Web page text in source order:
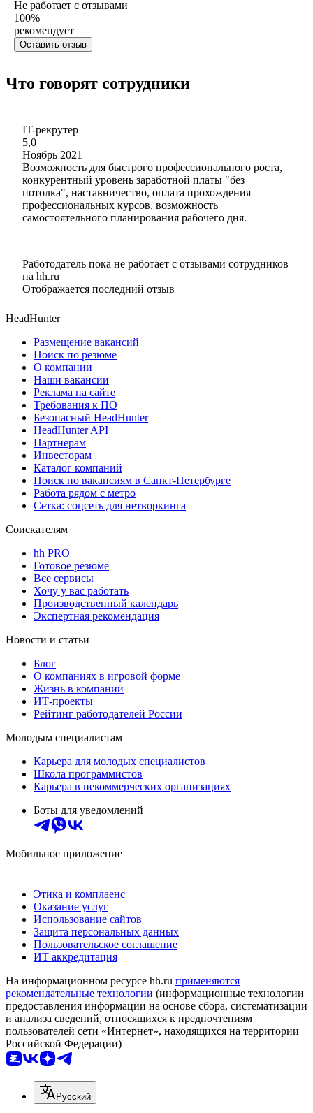
Не работает с отзывами
100%
рекомендует
Оставить отзыв
Что говорят сотрудники
IT-рекрутер
5,0
Ноябрь 2021
Возможность для быстрого профессионального роста,
конкурентный уровень заработной платы "без
потолка", наставничество, оплата прохождения
профессиональных курсов, возможность
самостоятельного планирования рабочего дня.
Работодатель пока не работает с отзывами сотрудников
на hh.ru
Отображается последний отзыв
HeadHunter
Размещение вакансий
Поиск по резюме
О компании
Наши вакансии
Реклама на сайте
Требования к ПО
Безопасный HeadHunter
HeadHunter API
Партнерам
Инвесторам
Каталог компаний
Поиск по вакансиям в Санкт-Петербурге
Работа рядом с метро
Сетка: соцсеть для нетворкинга
Соискателям
hh PRO
Готовое резюме
Все сервисы
Хочу у вас работать
Производственный календарь
Экспертная рекомендация
Новости и статьи
Блог
О компаниях в игровой форме
Жизнь в компании
ИТ-проекты
Рейтинг работодателей России
Молодым специалистам
Карьера для молодых специалистов
Школа программистов
Карьера в некоммерческих организациях
Боты для уведомлений
Мобильное приложение
Этика и комплаенс
Оказание услуг
Использование сайтов
Защита персональных данных
Пользовательское соглашение
ИТ аккредитация
На информационном ресурсе hh.ru применяются
рекомендательные технологии (информационные технологии
предоставления информации на основе сбора, систематизации
и анализа сведений, относящихся к предпочтениям
пользователей сети «Интернет», находящихся на территории
Российской Федерации)
Русский